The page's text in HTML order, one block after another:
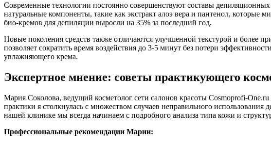
Современные технологии постоянно совершенствуют составы
натуральные компоненты, такие как экстракт алоэ вера и пантенол,
био-кремов для депиляции выросли на 35% за последний год.
Новые поколения средств также отличаются улучшенной текстурой и более
позволяет сократить время воздействия до 3-5 минут без потери
увлажняющего крема.
Экспертное мнение: советы практикующего
Мария Соколова, ведущий косметолог сети салонов красоты Cosmoprofi-
практики я столкнулась с множеством случаев неправильного
нашей клинике мы всегда начинаем с подробного анализа типа кожи и
Профессиональные рекомендации Марии: